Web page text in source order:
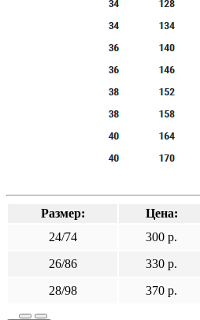
Размер: Цена:
24/74
300 р.
26/86 330 р.
28/98 370 р.